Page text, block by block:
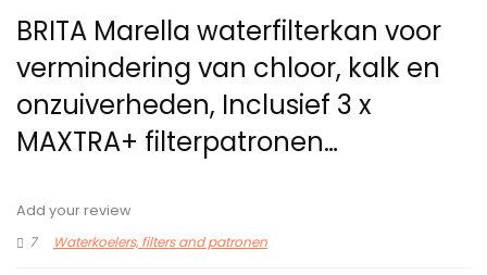
BRITA Marella waterfilterkan voor
vermindering van chloor, kalk en
onzuiverheden, Inclusief 3 x
MAXTRA+ filterpatronen…
Add your review
7
Waterkoelers, filters and patronen